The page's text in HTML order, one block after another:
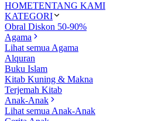
HOMETENTANG KAMI
KATEGORI
Obral Diskon 50-90%
Agama
Lihat semua Agama
Alquran
Buku Islam
Kitab Kuning & Makna
Terjemah Kitab
Anak-Anak
Lihat semua Anak-Anak